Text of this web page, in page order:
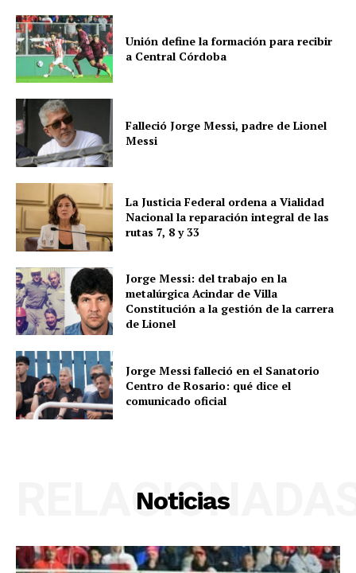
Unión define la formación para recibir
a Central Córdoba
Falleció Jorge Messi, padre de Lionel
Messi
La Justicia Federal ordena a Vialidad
Nacional la reparación integral de las
rutas 7, 8 y 33
Jorge Messi: del trabajo en la
metalúrgica Acindar de Villa
Constitución a la gestión de la carrera
de Lionel
Jorge Messi falleció en el Sanatorio
Centro de Rosario: qué dice el
comunicado oficial
Noticias